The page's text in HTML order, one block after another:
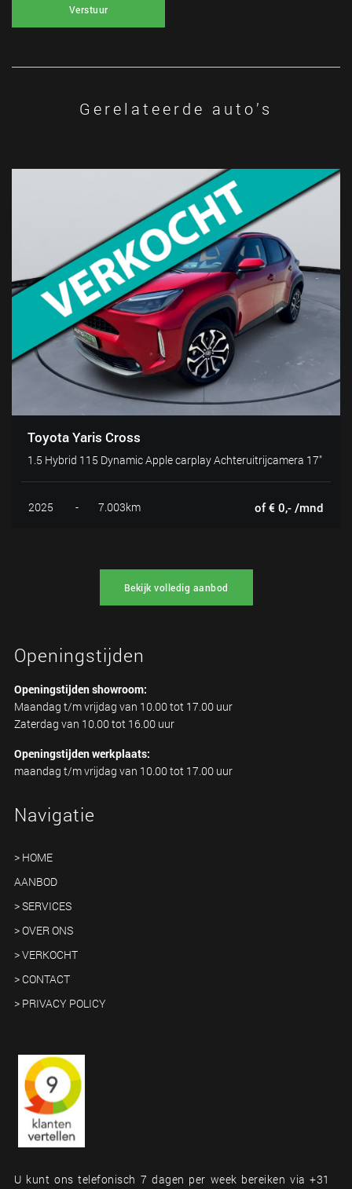
Verstuur
Gerelateerde auto’s
Toyota Yaris Cross
1.5 Hybrid 115 Dynamic Apple carplay Achteruitrijcamera 17"
2025 - 7.003km of € 0,- /mnd
Bekijk volledig aanbod
Openingstijden
Openingstijden showroom:
Maandag t/m vrijdag van 10.00 tot 17.00 uur
Zaterdag van 10.00 tot 16.00 uur
Openingstijden werkplaats:
maandag t/m vrijdag van 10.00 tot 17.00 uur
Navigatie
> HOME
AANBOD
> SERVICES
> OVER ONS
> VERKOCHT
> CONTACT
> PRIVACY POLICY
U kunt ons telefonisch 7 dagen per week bereiken via +31